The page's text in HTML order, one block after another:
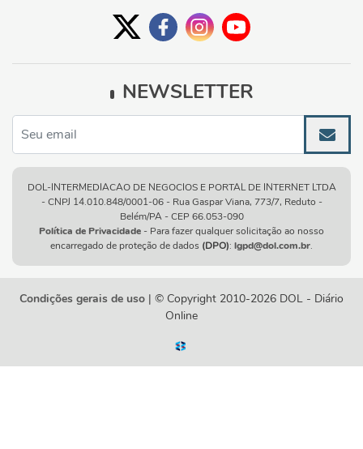
NEWSLETTER
DOL-INTERMEDIACAO DE NEGOCIOS E PORTAL DE INTERNET LTDA
- CNPJ 14.010.848/0001-06 - Rua Gaspar Viana, 773/7, Reduto -
Belém/PA - CEP 66.053-090
Política de Privacidade - Para fazer qualquer solicitação ao nosso
encarregado de proteção de dados (DPO): lgpd@dol.com.br.
Condições gerais de uso | © Copyright 2010-2026 DOL - Diário
Online